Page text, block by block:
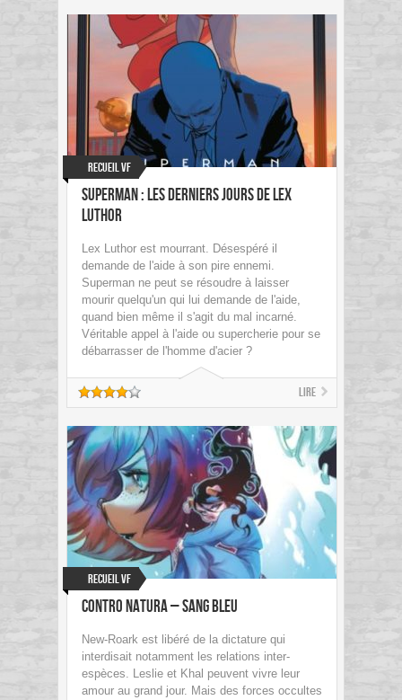
Recueil VF
Superman : les Derniers Jours de Lex
Luthor
Lex Luthor est mourrant. Désespéré il
demande de l'aide à son pire ennemi.
Superman ne peut se résoudre à laisser
mourir quelqu'un qui lui demande de l'aide,
quand bien même il s'agit du mal incarné.
Véritable appel à l'aide ou supercherie pour se
débarrasser de l'homme d'acier ?
Lire
Recueil VF
Contro Natura – Sang Bleu
New-Roark est libéré de la dictature qui
interdisait notamment les relations inter-
espèces. Leslie et Khal peuvent vivre leur
amour au grand jour. Mais des forces occultes